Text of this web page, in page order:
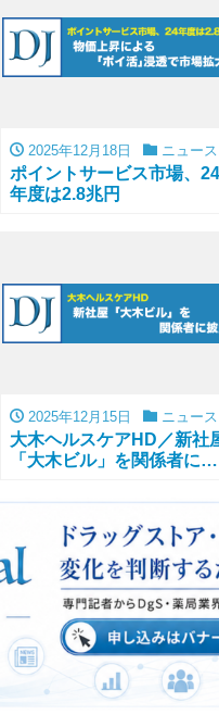
2025年12月18日 ニュース
ポイントサービス市場、24
年度は2.8兆円
2025年12月15日 ニュース
大木ヘルスケアHD／新社
「大木ビル」を関係者に披